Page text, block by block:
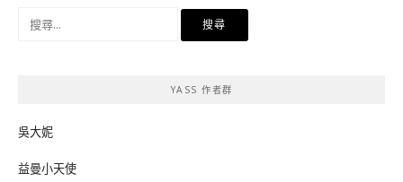
YASS 作者群
吳大妮
益曼小天使